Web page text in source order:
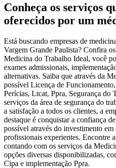
Conheça os serviços
oferecidos por um
Está buscando empresas de
Vargem Grande Paulista? Confira
Medicina do Trabalho Ideal, você
exames admissionais,
alternativas. Saiba que através da
possível Licença de
Perícias, Ltcat, Ppra, Segurança do
serviços da área de segurança do
a satisfação a todos os clientes, a
destaque é conquistar a confiança
possível através do investimento
profissionais experientes. Encontre
contando com os serviços da
opções diversas disponibilizadas,
Cipa e implementação Ppra.